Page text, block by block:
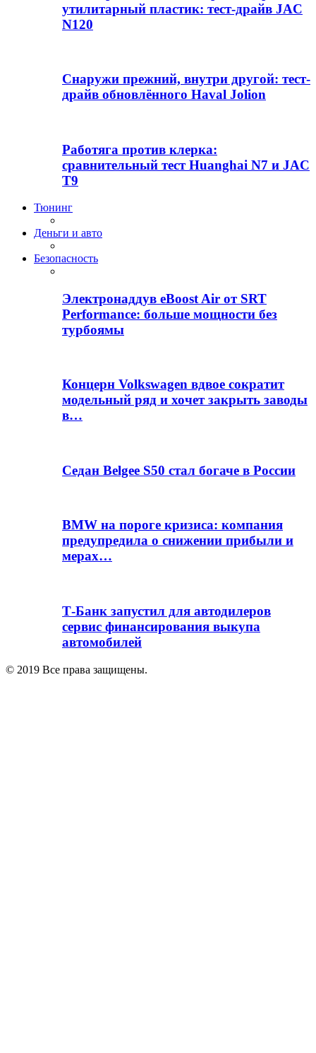
утилитарный пластик: тест-драйв JAC
N120
Снаружи прежний, внутри другой: тест-
драйв обновлённого Haval Jolion
Работяга против клерка:
сравнительный тест Huanghai N7 и JAC
T9
Тюнинг
Деньги и авто
Безопасность
Электронаддув eBoost Air от SRT
Performance: больше мощности без
турбоямы
Концерн Volkswagen вдвое сократит
модельный ряд и хочет закрыть заводы
в…
Седан Belgee S50 стал богаче в России
BMW на пороге кризиса: компания
предупредила о снижении прибыли и
мерах…
Т-Банк запустил для автодилеров
сервис финансирования выкупа
автомобилей
© 2019 Все права защищены.